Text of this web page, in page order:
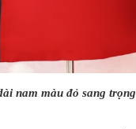
nam màu đỏ sang trọng